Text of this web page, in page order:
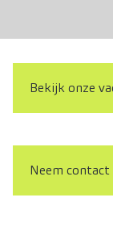
Bekijk onze
Neem